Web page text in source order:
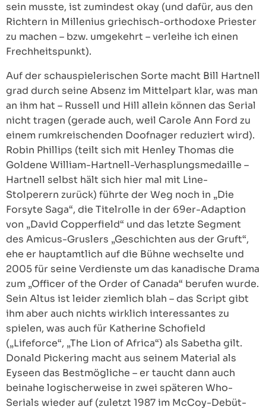
sein musste, ist zumindest okay (und dafür, aus den
Richtern in Millenius griechisch-orthodoxe Priester
zu machen – bzw. umgekehrt – verleihe ich einen
Frechheitspunkt).
Auf der schauspielerischen Sorte macht Bill Hartnell
grad durch seine Absenz im Mittelpart klar, was man
an ihm hat – Russell und Hill allein können das Serial
nicht tragen (gerade auch, weil Carole Ann Ford zu
einem rumkreischenden Doofnager reduziert wird).
Robin Phillips (teilt sich mit Henley Thomas die
Goldene William-Hartnell-Verhasplungsmedaille –
Hartnell selbst hält sich hier mal mit Line-
Stolperern zurück) führte der Weg noch in „Die
Forsyte Saga“, die Titelrolle in der 69er-Adaption
von „David Copperfield“ und das letzte Segment
des Amicus-Gruslers „Geschichten aus der Gruft“,
ehe er hauptamtlich auf die Bühne wechselte und
2005 für seine Verdienste um das kanadische Drama
zum „Officer of the Order of Canada“ berufen wurde.
Sein Altus ist leider ziemlich blah – das Script gibt
ihm aber auch nichts wirklich interessantes zu
spielen, was auch für Katherine Schofield
(„Lifeforce“, „The Lion of Africa“) als Sabetha gilt.
Donald Pickering macht aus seinem Material als
Eyseen das Bestmögliche – er taucht dann auch
beinahe logischerweise in zwei späteren Who-
Serials wieder auf (zuletzt 1987 im McCoy-Debüt-